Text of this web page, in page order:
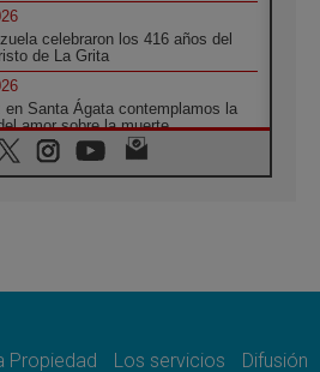
celebraron los 416 años del
de La Grita
en Santa Ágata contemplamos la
amor sobre la muerte
visitará el Santuario de la Madre
Propiedad Los servicios Difusión